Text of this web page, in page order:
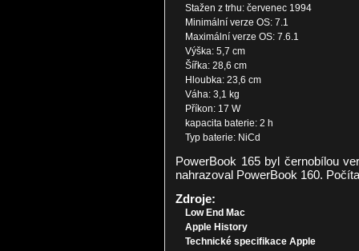
Stažen z trhu: červenec 1994
Minimální verze OS: 7.1
Maximální verze OS: 7.6.1
Výška: 5,7 cm
Šířka: 28,6 cm
Hloubka: 23,6 cm
Váha: 3,1 kg
Příkon: 17 W
kapacita baterie: 2 h
Typ baterie: NiCd
PowerBook 165 byl černobílou
nahrazoval PowerBook 160.
Zdroje:
Low End Mac
Apple History
Technické specifikace Apple